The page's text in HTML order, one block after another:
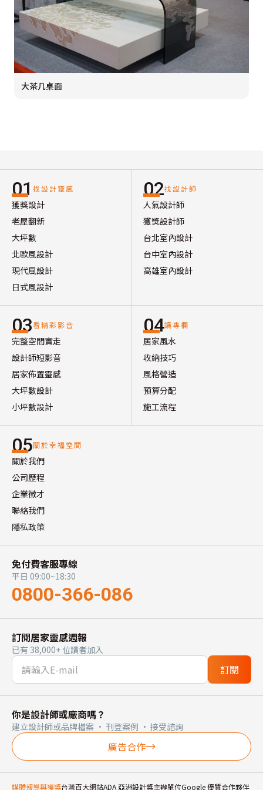
大茶几桌面
01 找設計靈感
獲獎設計
老屋翻新
大坪數
北歐風設計
現代風設計
日式風設計
02找設計師
人氣設計師
獲獎設計師
台北室內設計
台中室內設計
高雄室內設計
03看精彩影音
完整空間實走
設計師短影音
居家佈置靈感
大坪數設計
小坪數設計
04讀專欄
居家風水
收納技巧
風格營造
預算分配
施工流程
05關於幸福空間
關於我們
公司歷程
企業徵才
聯絡我們
隱私政策
免付費客服專線
平日 09:00~18:30
0800-366-086
訂閱居家靈感週報
已有 38,000+ 位讀者加入
訂閱
你是設計師或廠商嗎？
建立設計師或品牌檔案 · 刊登案例 · 接受諮詢
廣告合作
媒體報導與獲獎台灣百大網站ADA 亞洲設計獎主辦單位Google 優質合作夥伴